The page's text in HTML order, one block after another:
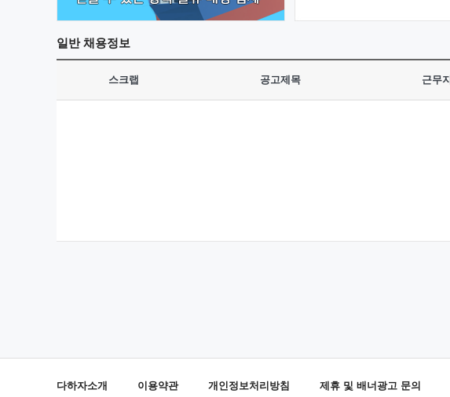
일반채용정보
스크랩 공고제목 근무지
다하자소개 이용약관 개인정보처리방침 제휴 및 배너광고 문의